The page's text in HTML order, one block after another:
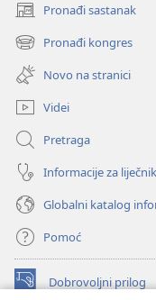
Pronađi sastanak
(otvara
se
novi
prozor)
Pronađi kongres
(otvara
se
novi
prozor)
Novo na stranici
Videi
Pretraga
Informacije za
Globalni katalog
Pomoć
Dobrovoljni prilog
(otvara